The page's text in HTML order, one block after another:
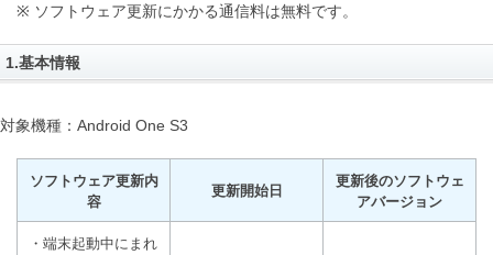
※ ソフトウェア更新にかかる通信料は無料です。
1.基本情報
対象機種：Android One S3
ソフトウェア更新内
容
更新開始日
更新後のソフトウェ
アバージョン
・端末起動中にまれ